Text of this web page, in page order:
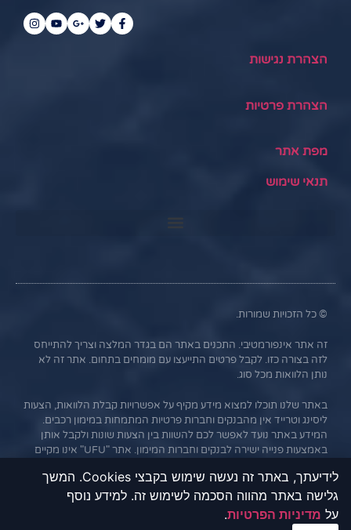
הצהרת נגישות
הצהרת פרטיות
מפת אתר
תנאי שימוש
© כל הזכויות שמורות.
זה אתר אינפורמטיבי. התכנים באתר הם בגדר המלצה וצריך להתייחס
לזה בצורה כזו. לקבל פרטים התייעצו עם מומחים בתחום. אתר זה לא
נותן הלוואות מכל סוג.
באתר שלנו תוכלו למצוא מידע מקיף על אפשרויות קבלת הלוואות, הצעות
ליסינג וטרייד אין מהבנקים וחברות פרטיות המתמחות במימון רכבים.
המידע באתר נועד לאפשר לכם להשוות בין הצעות שונות ולקבל אותן
באמצעות פנייה ישירה לבנקים וחברות המימון. אתר "UFU" אינו מקיים
לגולשים בלבד. חשוב לציין כי אי עמידה בתנאי ההלוואה או בהחזר
האשראי עלול לגרור חיוב בריבית פיגורים והליכי הוצאה לפועל.
לידיעתך, באתר זה נעשה שימוש בקבצי Cookies. המשך
גלישה באתר מהווה הסכמה לשימוש זה. למידע נוסף
על מדיניות הפרטיות.